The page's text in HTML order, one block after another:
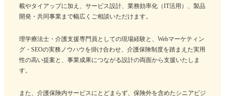
載やタイアップに加え、サービス設計、業務効率化（IT活用）、製品
開発・共同事業まで幅広くご相談いただけます。
理学療法士・介護支援専門員としての現場経験と、Webマーケティン
グ・SEOの実務ノウハウを掛け合わせ、介護保険制度を踏まえた実用
性の高い提案と、事業成果につながる設計の両面から支援いたしま
す。
また、介護保険内サービスにとどまらず、保険外を含めたシニアビジ